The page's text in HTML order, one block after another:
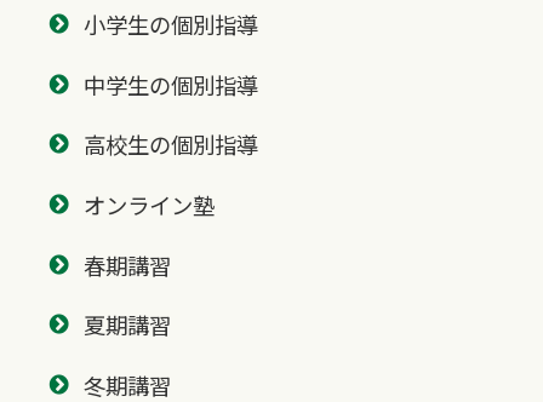
小学生の個別指導
中学生の個別指導
高校生の個別指導
オンライン塾
春期講習
夏期講習
冬期講習